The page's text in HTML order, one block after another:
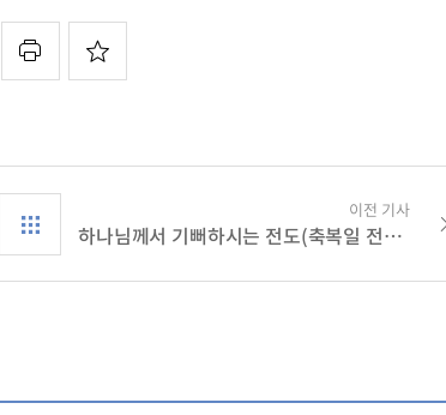
이전 기사
하나님께서 기뻐하시는 전도(축복일 전도상 장유진, 초4 / 양평교회)